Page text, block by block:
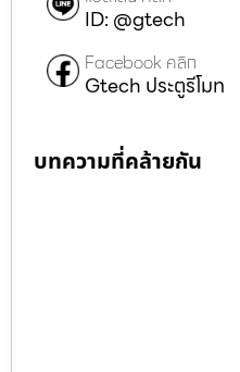
ID: @gtech
Facebook คลิก
Gtech ประตูรีโมท
บทความที่คล้ายกัน